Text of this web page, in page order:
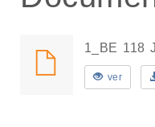
1_BE 118
ver